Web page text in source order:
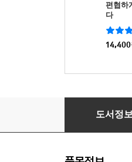
편협하
다
14,400
철학적 시 읽기
도서정보